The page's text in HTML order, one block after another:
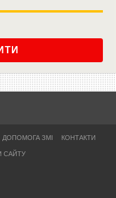
ДОПОМОГА ЗМІ КОНТАКТИ
САЙТУ